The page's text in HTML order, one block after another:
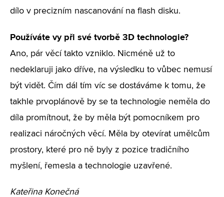
dílo v precizním nascanování na flash disku.
Používáte vy při své tvorbě 3D technologie?
Ano, pár věcí takto vzniklo. Nicméně už to
nedeklaruji jako dříve, na výsledku to vůbec nemusí
být vidět. Čím dál tím víc se dostáváme k tomu, že
takhle prvoplánově by se ta technologie neměla do
díla promítnout, že by měla být pomocníkem pro
realizaci náročných věcí. Měla by otevírat umělcům
prostory, které pro ně byly z pozice tradičního
myšlení, řemesla a technologie uzavřené.
Kateřina Konečná